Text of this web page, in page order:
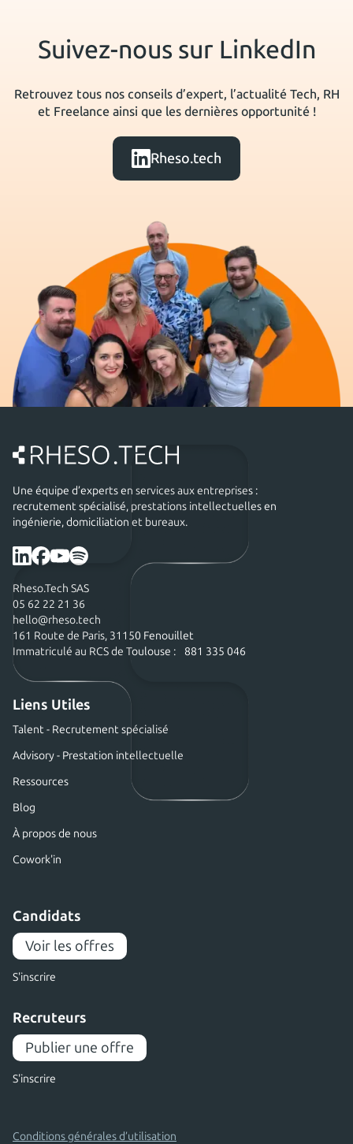
Suivez-nous sur LinkedIn
Retrouvez tous nos conseils d’expert, l’actualité Tech, RH
et Freelance ainsi que les dernières opportunité !
Rheso.tech
Une équipe d’experts en services aux entreprises :
recrutement spécialisé, prestations intellectuelles en
ingénierie, domiciliation et bureaux.
Rheso.Tech SAS
05 62 22 21 36
hello@rheso.tech
161 Route de Paris, 31150 Fenouillet
Immatriculé au RCS de Toulouse : 881 335 046
Liens Utiles
Talent - Recrutement spécialisé
Advisory - Prestation intellectuelle
Ressources
Blog
À propos de nous
Cowork'in
Candidats
Voir les offres
S'inscrire
Recruteurs
Publier une offre
S'inscrire
Conditions générales d’utilisation